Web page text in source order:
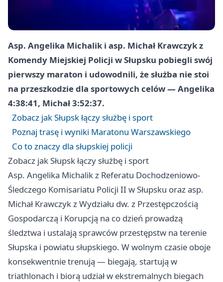
Asp. Angelika Michalik i asp. Michał Krawczyk z
Komendy Miejskiej Policji w Słupsku pobiegli swój
pierwszy maraton i udowodnili, że służba nie stoi
na przeszkodzie dla sportowych celów — Angelika
4:38:41, Michał 3:52:37.
Zobacz jak Słupsk łączy służbę i sport
Poznaj trasę i wyniki Maratonu Warszawskiego
Co to znaczy dla słupskiej policji
Zobacz jak Słupsk łączy służbę i sport
Asp. Angelika Michalik z Referatu Dochodzeniowo-
Śledczego Komisariatu Policji II w Słupsku oraz asp.
Michał Krawczyk z Wydziału dw. z Przestępczością
Gospodarczą i Korupcją na co dzień prowadzą
śledztwa i ustalają sprawców przestępstw na terenie
Słupska i powiatu słupskiego. W wolnym czasie oboje
konsekwentnie trenują — biegają, startują w
triathlonach i biorą udział w ekstremalnych biegach